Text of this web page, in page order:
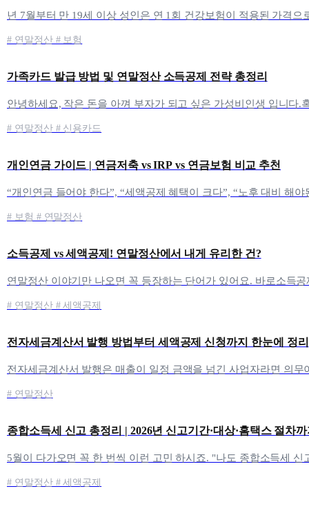
# 연말정산 # 보험
가족카드 발급 방법 및 연말정산 소득공제 전략 총정리
# 연말정산 # 신용카드
개인연금 가이드 | 연금저축 vs IRP vs 연금보험 비교 추천
# 보험 # 연말정산
소득공제 vs 세액공제! 연말정산에서 내게 유리한 건?
# 연말정산 # 세액공제
전자세금계산서 발행 방법부터 세액공제 신청까지 한눈에 정리
# 연말정산
종합소득세 신고 총정리 | 2026년 신고기간·대상·홈택스 절차까
# 연말정산 # 세액공제